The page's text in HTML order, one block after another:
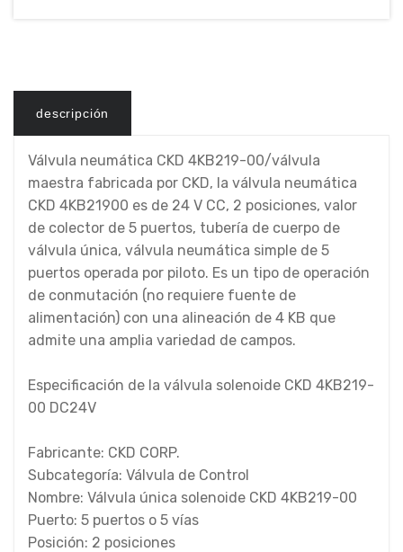
descripción
Válvula neumática CKD 4KB219-00/válvula
maestra fabricada por CKD, la válvula neumática
CKD 4KB21900 es de 24 V CC, 2 posiciones, valor
de colector de 5 puertos, tubería de cuerpo de
válvula única, válvula neumática simple de 5
puertos operada por piloto. Es un tipo de operación
de conmutación (no requiere fuente de
alimentación) con una alineación de 4 KB que
admite una amplia variedad de campos.
Especificación de la válvula solenoide CKD 4KB219-
00 DC24V
Fabricante: CKD CORP.
Subcategoría: Válvula de Control
Nombre: Válvula única solenoide CKD 4KB219-00
Puerto: 5 puertos o 5 vías
Posición: 2 posiciones